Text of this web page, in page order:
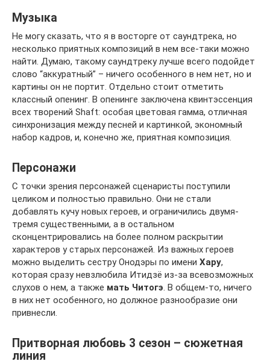
Музыка
Не могу сказать, что я в восторге от саундтрека, но
несколько приятных композиций в нем все-таки можно
найти. Думаю, такому саундтреку лучше всего подойдет
слово “аккуратный” – ничего особенного в нем нет, но и
картины он не портит. Отдельно стоит отметить
классный опенинг. В опенинге заключена квинтэссенция
всех творений Shaft: особая цветовая гамма, отличная
синхронизация между песней и картинкой, экономный
набор кадров, и, конечно же, приятная композиция.
Персонажи
С точки зрения персонажей сценаристы поступили
целиком и полностью правильно. Они не стали
добавлять кучу новых героев, и ограничились двумя-
тремя существенными, а в остальном
сконцентрировались на более полном раскрытии
характеров у старых персонажей. Из важных героев
можно выделить сестру Онодэры по имени Хару,
которая сразу невзлюбила Итидзё из-за всевозможных
слухов о нем, а также мать Читогэ. В общем-то, ничего
в них нет особенного, но должное разнообразие они
привнесли.
Притворная любовь 3 сезон – сюжетная
линия